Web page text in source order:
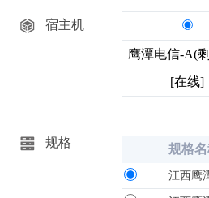
宿主机
鹰潭电信-A(
[在线]
规格
规格
江西鹰